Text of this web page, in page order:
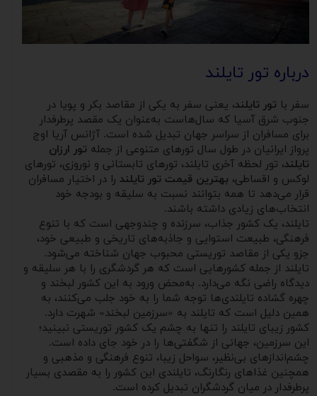
درباره تور تایلند
سفر با تور تایلند، یعنی سفر به یکی از مقاصد بکر و پویا در
جنوب شرق آسیا که سال‌هاست به‌عنوان یک مقصد پرطرفدار
برای مسافران از سراسر جهان تبدیل شده است. آژانس آریا اوج
پرواز ایرانیان در طول سال تورهای متنوعی از جمله تور ارزان
تایلند، تور لحظه آخری تایلند، تورهای تابستانی و نوروزی، تورهای
لوکس و اقساطی، بهترین قیمت تور تایلند را در اختیار مسافران
قرار می‌دهد تا همه بتوانند نسبت به سلیقه و بودجه خود
انتخاب‌های زیادی داشته باشند.
تایلند، یک کشور جذاب، سرزنده و چندوجهی است که با تنوع
فرهنگی، طبیعت استوایی و جاذبه‌های تاریخی و طبیعی خود،
جزو یکی از مقاصد توریستی محبوب جهان شناخته می‌شود.
تایلند از جمله کشورهایی است که هر گردشگری را با هر سلیقه و
دیدگاه راضی نگه می‌دارد. به‌محض ورود به این کشور لبخند و
چهره گشاده تایلندی‌ها توجه شما را به خود جلب می‌کنند، به
همین دلیل است که تایلند به «سرزمین لبخند» شهرت دارد.
کشور زیبای تایلند را تنها به چشم یک کشور توریستی نبینید؛
این سرزمین، جهانی از شگفتی‌ها را در خود جای ‌داده است.
چشم‌اندازهای بی‌نظیر، سواحل زیبا، تنوع فرهنگی و مذهبی و
همچنین غذاهای رنگارنگ، تایلندی این کشور را به مقصدی بسیار
پرطرفدار در میان گردشگران تبدیل کرده است.